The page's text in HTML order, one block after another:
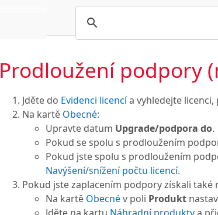
Prodloužení podpory
Jděte do Evidenci licencía vyhledejte
Na kartě Obecné:
Upravte datum Upgrade/podpora do.
Pokud se spolu s prodloužením
Pokud jste spolu s prodloužením
Navýšení/snížení počtu licencí.
Pokud jste zaplacením podpory získali
Na kartě Obecnév poli Produkt
Jděte na kartu Náhradní produktya